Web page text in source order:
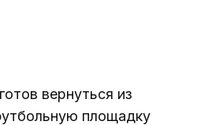
вернуться из
площадку